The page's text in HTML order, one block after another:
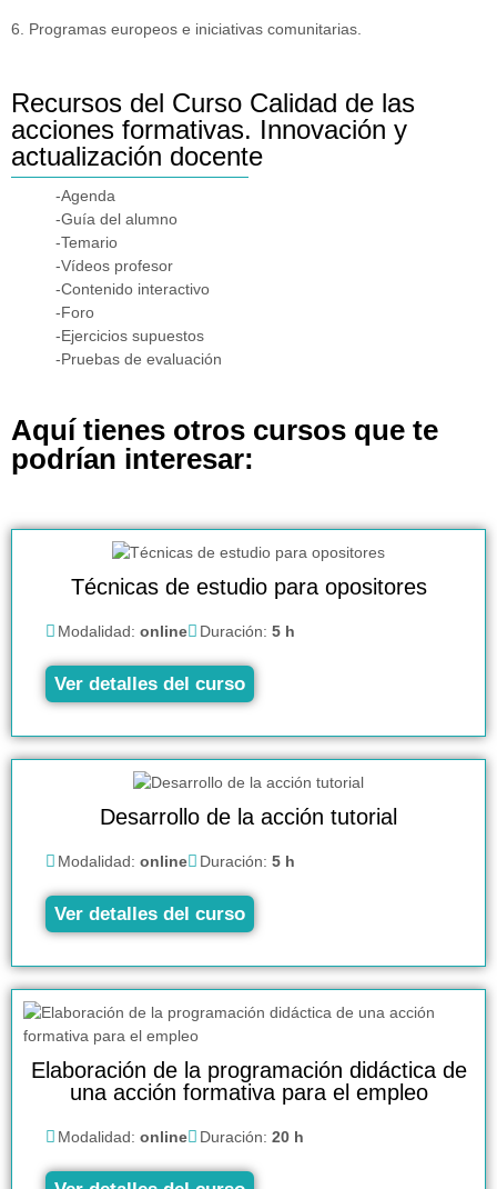
6. Programas europeos e iniciativas comunitarias.
Recursos del Curso Calidad de las
acciones formativas. Innovación y
actualización docente
-Agenda
-Guía del alumno
-Temario
-Vídeos profesor
-Contenido interactivo
-Foro
-Ejercicios supuestos
-Pruebas de evaluación
Aquí tienes otros cursos que te
podrían interesar:
Técnicas de estudio para opositores
Modalidad: online Duración: 5 h
Ver detalles del curso
Desarrollo de la acción tutorial
Modalidad: online Duración: 5 h
Ver detalles del curso
Elaboración de la programación didáctica de
una acción formativa para el empleo
Modalidad: online Duración: 20 h